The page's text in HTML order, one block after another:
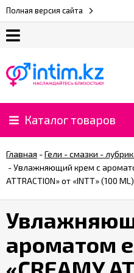
Полная версия сайта
нас
Доставка
и
⚡
Рассрочка
%
CashBack
%
Каталог товаров
Главная -Гели - смазки -
-Увлажняющий крем с
ATTRACTION» от «INTT» (100 ML)
ароматом